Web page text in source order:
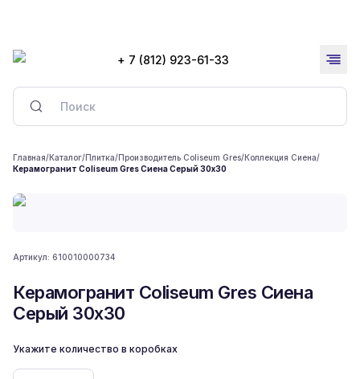
+ 7 (812) 923-61-33
Главная/Каталог/Плитка/Производитель Coliseum Gres/Коллекция Сиена/
Керамогранит Coliseum Gres Сиена Серый 30x30
Артикул: 610010000734
Керамогранит Coliseum Gres Сиена
Серый 30x30
Укажите количество в коробках